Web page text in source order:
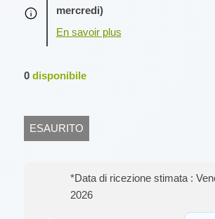
mercredi)
0 disponibile
ESAURITO
*Data di ricezione stimata :
2026